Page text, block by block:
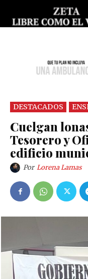
DESTACADOS
Cuelgan
Tesorero y
edificio
Por Lorena Lamas